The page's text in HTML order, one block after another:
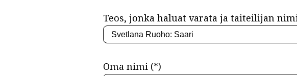
Teos, jonka haluat varata ja taiteilijan
Oma nimi (*)